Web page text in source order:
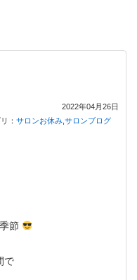
2022年04月26日
： サロンお休み サロンブログ
節
で